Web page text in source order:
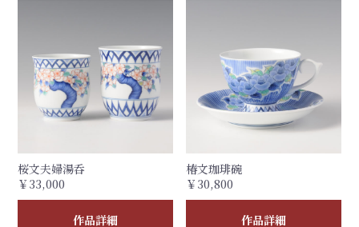
桜文夫婦湯呑
￥33,000
作品詳細
椿文珈琲碗
￥30,800
作品詳細